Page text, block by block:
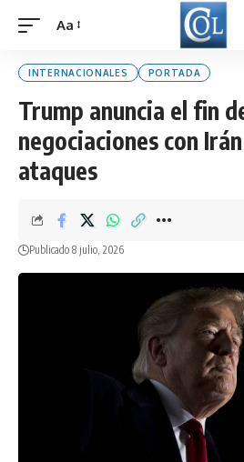
Font
Aa
INTERNACIONALES PORTADA
Trump anuncia el fin
negociaciones con
ataques
Publicado 8 julio, 2026